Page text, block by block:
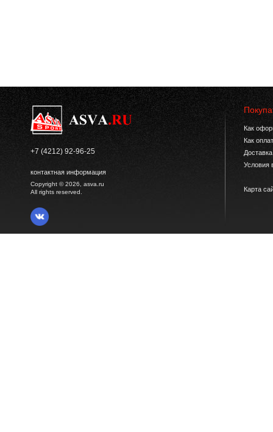
+7 (4212) 92-96-25
контактная информация
Copyright © 2026, asva.ru
All rights reserved.
Как
Как
Условия
Карта